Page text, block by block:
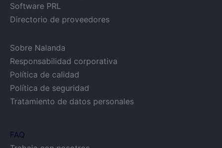
Software PRL
Directorio de proveedores
Sobre Nalanda
Responsabilidad corporativa
Política de calidad
Política de seguridad
Tratamiento de datos personales
FAQ